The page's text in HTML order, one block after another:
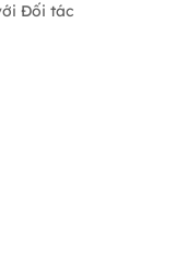
Đối tác